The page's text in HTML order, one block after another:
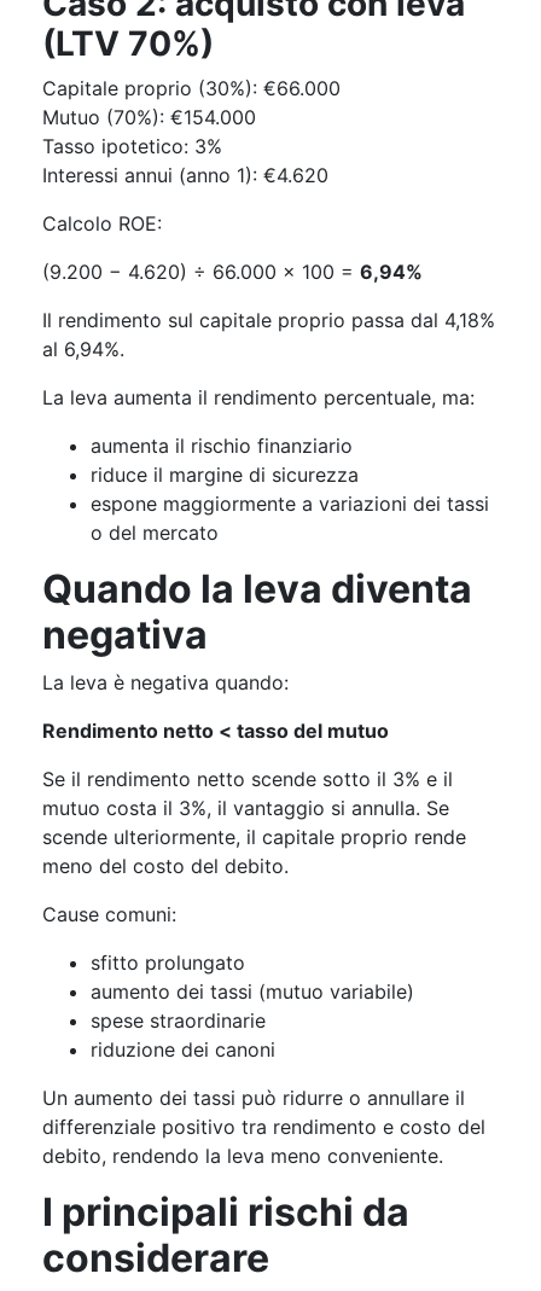
(LTV 70%)
Capitale proprio (30%): €66.000
Mutuo (70%): €154.000
Tasso ipotetico: 3%
Interessi annui (anno 1): €4.620
Calcolo ROE:
(9.200 − 4.620) ÷ 66.000 × 100 = 6,94%
Il rendimento sul capitale proprio passa dal 4,18%
al 6,94%.
La leva aumenta il rendimento percentuale, ma:
aumenta il rischio finanziario
riduce il margine di sicurezza
espone maggiormente a variazioni dei tassi
o del mercato
Quando la leva diventa
negativa
La leva è negativa quando:
Rendimento netto < tasso del mutuo
Se il rendimento netto scende sotto il 3% e il
mutuo costa il 3%, il vantaggio si annulla. Se
scende ulteriormente, il capitale proprio rende
meno del costo del debito.
Cause comuni:
sfitto prolungato
aumento dei tassi (mutuo variabile)
spese straordinarie
riduzione dei canoni
Un aumento dei tassi può ridurre o annullare il
differenziale positivo tra rendimento e costo del
debito, rendendo la leva meno conveniente.
I principali rischi da
considerare